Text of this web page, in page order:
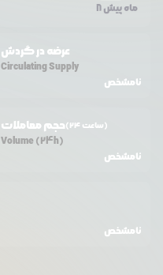
8 ماه پیش
عرضه در گردش
Circulating Supply
نامشخص
حجم معاملات (24 ساعت)
Volume (24h)
نامشخص
نامشخص